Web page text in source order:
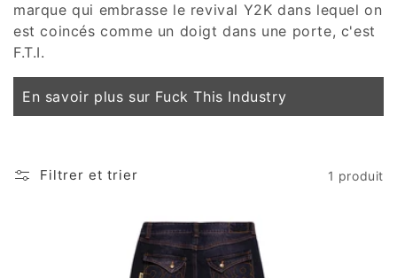
marque qui embrasse le revival Y2K dans lequel on
est coincés comme un doigt dans une porte, c'est
F.T.I.
En savoir plus sur Fuck This Industry
Filtrer et trier 1 produit